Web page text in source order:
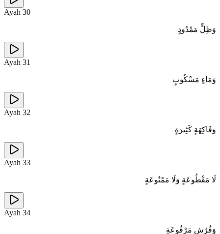
Ayah 30
وَظِلٍّ مَمْدُودٍ
Ayah 31
وَمَاءٍ مَسْكُوبٍ
Ayah 32
وَفَاكِهَةٍ كَثِيرَةٍ
Ayah 33
لَا مَقْطُوعَةٍ وَلَا مَمْنُوعَةٍ
Ayah 34
وَفُرُشٍ مَرْفُوعَةٍ